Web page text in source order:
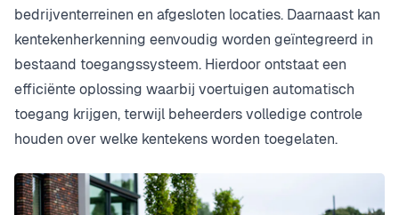
bedrijventerreinen en afgesloten locaties. Daarnaast kan
kentekenherkenning eenvoudig worden geïntegreerd in
bestaand toegangssysteem. Hierdoor ontstaat een
efficiënte oplossing waarbij voertuigen automatisch
toegang krijgen, terwijl beheerders volledige controle
houden over welke kentekens worden toegelaten.